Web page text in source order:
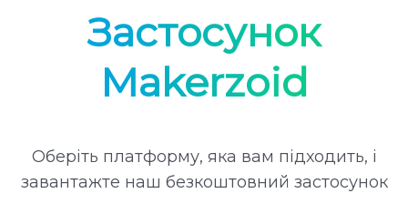
Застосунок
Makerzoid
Оберіть платформу, яка вам підходить, і
завантажте наш безкоштовний застосунок